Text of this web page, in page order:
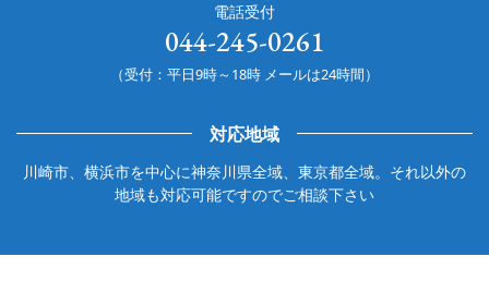
電話受付
044-245-0261
（受付：平日9時～18時 メールは24時間）
対応地域
川崎市、横浜市を中心に神奈川県全域、東京都全域。それ以外の
地域も対応可能ですのでご相談下さい